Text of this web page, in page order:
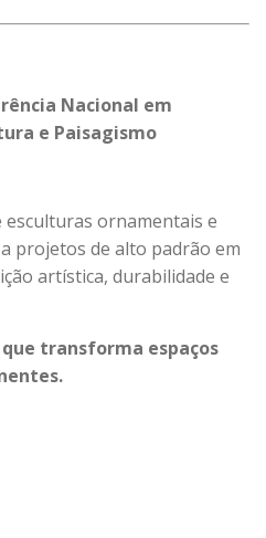
Nacional em
e Paisagismo
esculturas ornamentais e
projetos de alto padrão em
artística, durabilidade e
transforma espaços